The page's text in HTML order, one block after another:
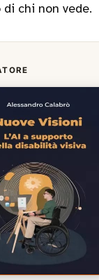
chi non vede.